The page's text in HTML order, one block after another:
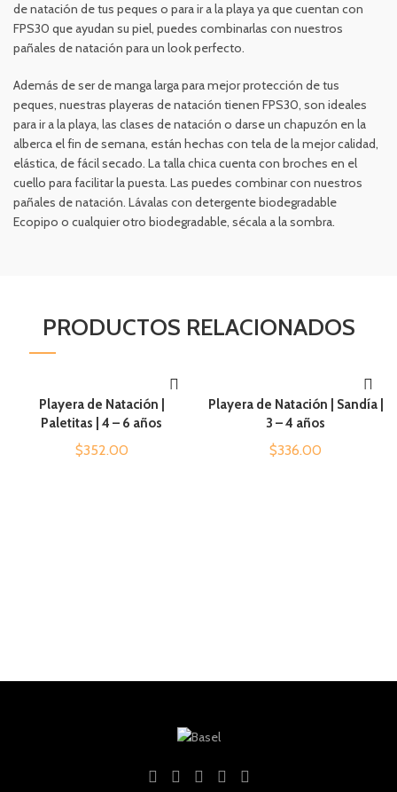
de natación de tus peques o para ir a la playa ya que cuentan con
FPS30 que ayudan su piel, puedes combinarlas con nuestros
pañales de natación para un look perfecto.
Además de ser de manga larga para mejor protección de tus
peques, nuestras playeras de natación tienen FPS30, son ideales
para ir a la playa, las clases de natación o darse un chapuzón en la
alberca el fin de semana, están hechas con tela de la mejor calidad,
elástica, de fácil secado. La talla chica cuenta con broches en el
cuello para facilitar la puesta. Las puedes combinar con nuestros
pañales de natación. Lávalas con detergente biodegradable
Ecopipo o cualquier otro biodegradable, sécala a la sombra.
PRODUCTOS RELACIONADOS
AÑADIR AL CARRITO
Playera de Natación |
Paletitas | 4 – 6 años
$352.00
AÑADIR AL CARRITO
Playera de Natación | Sandía |
3 – 4 años
$336.00